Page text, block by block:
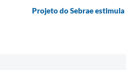
Projeto do Sebrae